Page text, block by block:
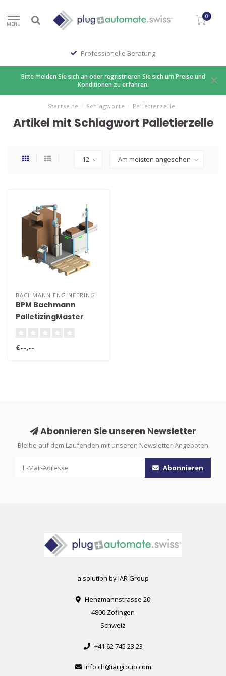
MENU
0
Professionelle Beratung
Bitte melden Sie sich an oder regristrieren Sie sich um Preise und
Konditionen zu erfahren.
Startseite / Schlagworte / Palletierzelle
Artikel mit Schlagwort Palletierzelle
BACHMANN ENGINEERING
BPM Bachmann
PalletizingMaster
€--,--
Abonnieren Sie unseren Newsletter
Bleibe auf dem Laufenden mit unseren Newsletter-Angeboten
Abonnieren
a solution by IAR Group
Henzmannstrasse 20
4800 Zofingen
Schweiz
+41 62 745 23 23
info.ch@iargroup.com